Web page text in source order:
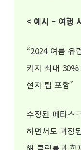
< 예시 – 여행
“2024 여름 유
키지 최대
현지 팁 포함”
수정된 메타스
하면서도 과장